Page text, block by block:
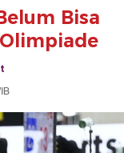
Bisa